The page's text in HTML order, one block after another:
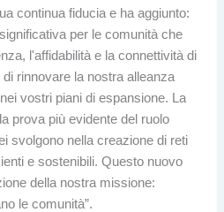
continua fiducia e ha aggiunto:
per le comunità che
l'affidabilità e la connettività di
rinnovare la nostra alleanza
vostri piani di espansione. La
prova più evidente del ruolo
svolgono nella creazione di reti
e sostenibili. Questo nuovo
della nostra missione:
le comunità”.